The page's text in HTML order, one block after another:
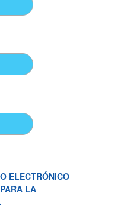
ELECTRÓNICO
LA